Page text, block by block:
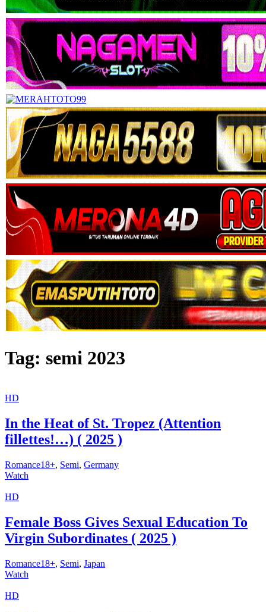
Tag: semi 2023
HD
In the Heat of St. Tropez (Attention
fillettes!…) ( 2025 )
Romance18+, Semi, Germany
Watch
HD
Female Boss Gives Sexual Education To
Virgin Subordinates ( 2025 )
Romance18+, Semi, Japan
Watch
HD